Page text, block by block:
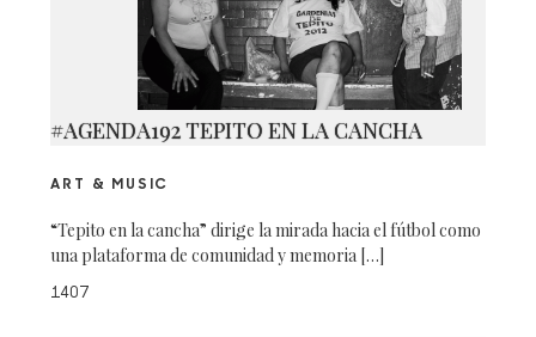
#AGENDA192 TEPITO EN LA CANCHA
ART & MUSIC
“Tepito en la cancha” dirige la mirada hacia el fútbol como
una plataforma de comunidad y memoria […]
1407